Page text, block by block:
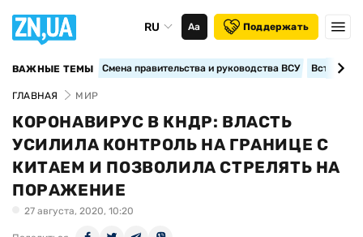
RU Аа Поддержать
ВАЖНЫЕ ТЕМЫ Смена правительства и руководства ВСУ
ГЛАВНАЯ МИР
КОРОНАВИРУС В КНДР: ВЛАСТЬ
УСИЛИЛА КОНТРОЛЬ НА ГРАНИЦЕ С
КИТАЕМ И ПОЗВОЛИЛА СТРЕЛЯТЬ НА
ПОРАЖЕНИЕ
27 августа, 2020, 10:20